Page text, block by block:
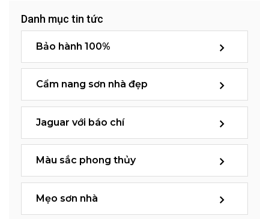
Danh mục tin tức
Bảo hành 100%
Cẩm nang sơn nhà đẹp
Jaguar với báo chí
Màu sắc phong thủy
Mẹo sơn nhà